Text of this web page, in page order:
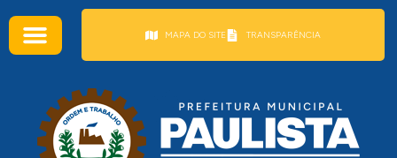
MAPA DO SITE TRANSPARÊNCIA